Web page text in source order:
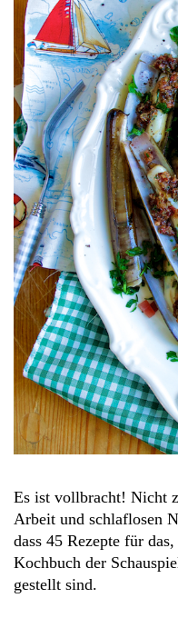
Es ist vollbracht! Nicht
Arbeit und schlaflosen
dass 45 Rezepte für
Kochbuch der
gestellt sind.